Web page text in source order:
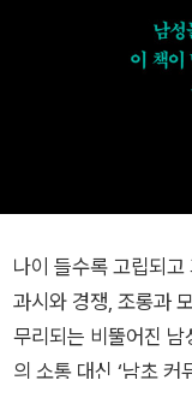
나이 들수록 고립되
과시와 경쟁, 조롱과
무리되는 비뚤어진 남성문
의 소통 대신 ‘남초 커